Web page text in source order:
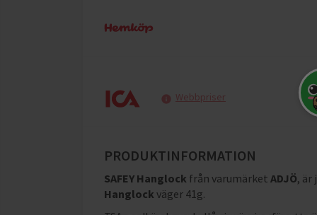
Webbpriser
PRODUKTINFORMATION
SAFEY Hanglock från varumärket ADJÖ, är
Hanglock väger 41g.